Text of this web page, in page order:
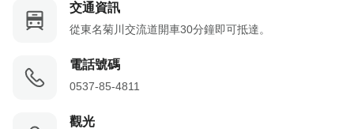
交通資訊
從東名菊川交流道開車30分鐘即可抵達。
電話號碼
0537-85-4811
觀光